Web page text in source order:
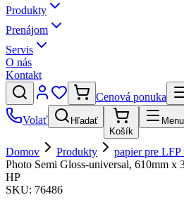
Produkty
Prenájom
Servis
O nás
Kontakt
Cenová ponuka
Volať
Hľadať
Košík
Menu
Domov Produkty papier pre LFP
Photo Semi Gloss-universal, 610mm x
HP
SKU: 76486